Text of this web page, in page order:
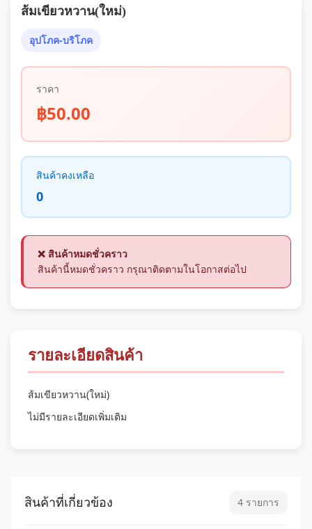
ส้มเขียวหวาน(ใหม่)
อุปโภค-บริโภค
ราคา
฿50.00
สินค้าคงเหลือ
0
❌ สินค้าหมดชั่วคราว
สินค้านี้หมดชั่วคราว กรุณาติดตามในโอกาสต่อไป
รายละเอียดสินค้า
ส้มเขียวหวาน(ใหม่)
ไม่มีรายละเอียดเพิ่มเติม
สินค้าที่เกี่ยวข้อง 4 รายการ